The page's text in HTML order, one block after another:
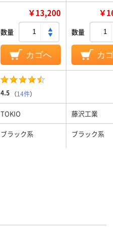
￥13,200
数量
カゴへ
￥
数量
カ
4.5 （14件）
TOKIO 藤沢工業
ブラック系 ブラック系